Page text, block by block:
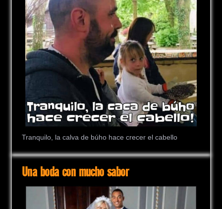
Tranquilo, la calva de búho hace crecer el cabello
Una boda con mucho sabor